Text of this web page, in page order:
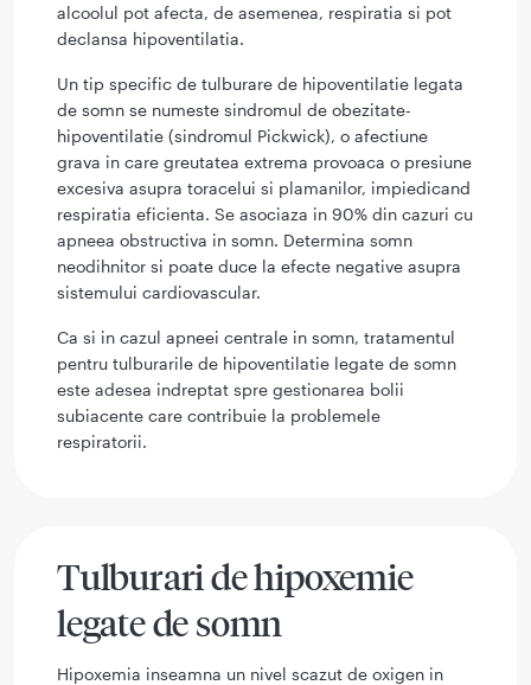
alcoolul pot afecta, de asemenea, respiratia si pot
declansa hipoventilatia.
Un tip specific de tulburare de hipoventilatie legata
de somn se numeste sindromul de obezitate-
hipoventilatie (sindromul Pickwick), o afectiune
grava in care greutatea extrema provoaca o presiune
excesiva asupra toracelui si plamanilor, impiedicand
respiratia eficienta. Se asociaza in 90% din cazuri cu
apneea obstructiva in somn. Determina somn
neodihnitor si poate duce la efecte negative asupra
sistemului cardiovascular.
Ca si in cazul apneei centrale in somn, tratamentul
pentru tulburarile de hipoventilatie legate de somn
este adesea indreptat spre gestionarea bolii
subiacente care contribuie la problemele
respiratorii.
Tulburari de hipoxemie
legate de somn
Hipoxemia inseamna un nivel scazut de oxigen in